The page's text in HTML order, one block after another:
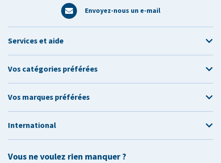
Envoyez-nous un e-mail
Vous ne voulez rien manquer ?
Services et aide
Vos catégories préférées
Vos marques préférées
International